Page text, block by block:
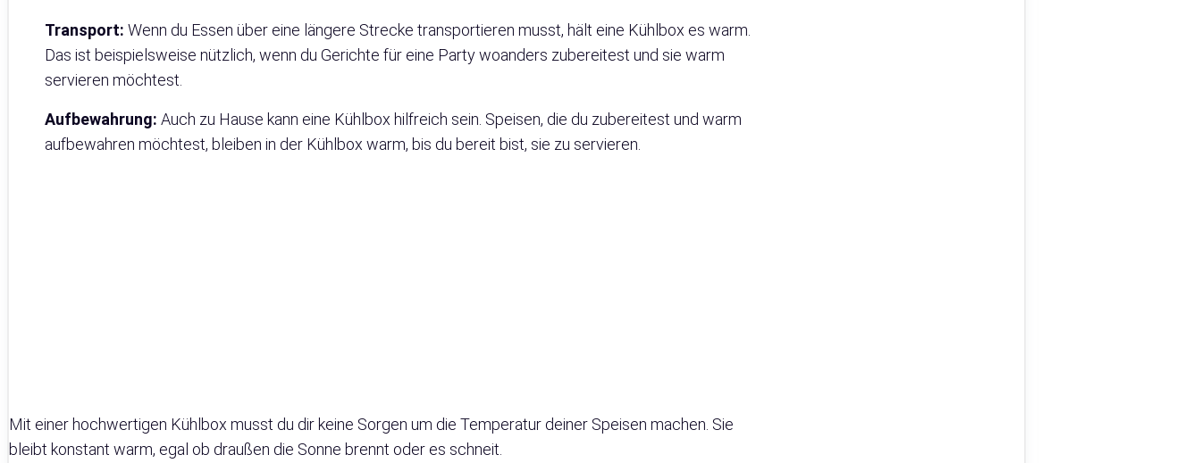
Transport: Wenn du Essen über eine längere Strecke transportieren musst, hält eine Kühlbox es warm.
Das ist beispielsweise nützlich, wenn du Gerichte für eine Party woanders zubereitest und sie warm
servieren möchtest.
Aufbewahrung: Auch zu Hause kann eine Kühlbox hilfreich sein. Speisen, die du zubereitest und warm
aufbewahren möchtest, bleiben in der Kühlbox warm, bis du bereit bist, sie zu servieren.
Mit einer hochwertigen Kühlbox musst du dir keine Sorgen um die Temperatur deiner Speisen machen. Sie
bleibt konstant warm, egal ob draußen die Sonne brennt oder es schneit.